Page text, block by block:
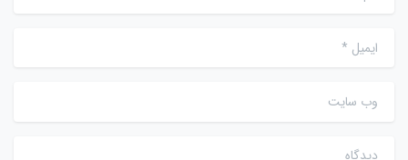
ایمیل *
وب سایت
دیدگاه